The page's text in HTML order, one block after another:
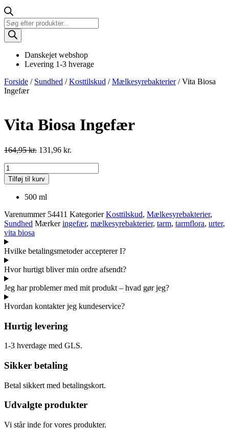
Products
search
Danskejet webshop
Levering 1-3 hverage
Forside / Sundhed /Kosttilskud /Mælkesyrebakterier/ Vita Biosa
Ingefær
Vita Biosa Ingefær
164,95kr. 131,96 kr.
Vita
Biosa
Ingefær
antal
Tilføj til kurv
500 ml
Varenummer 54411 Kategorier Kosttilskud, Mælkesyrebakterier,
Sundhed Mærker ingefær, mælkesyrebakterier, tarm, tarmflora, urter,
vita biosa
Hvilke betalingsmetoder accepterer I?
Hvor hurtigt bliver min ordre afsendt?
Jeg har problemer med mit produkt – hvad gør jeg?
Hvordan kontakter jeg kundeservice?
Hurtig levering
1-3 hverdage med GLS.
Sikker betaling
Betal sikkert med betalingskort.
Udvalgte produkter
Vi står inde for vores produkter.